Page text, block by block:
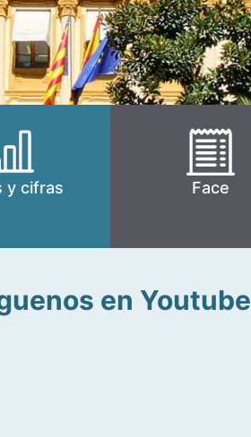
y cifras Face
en Youtube